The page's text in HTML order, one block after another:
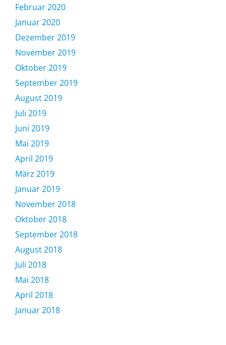
Februar 2020
Januar 2020
Dezember 2019
November 2019
Oktober 2019
September 2019
August 2019
Juli 2019
Juni 2019
Mai 2019
April 2019
März 2019
Januar 2019
November 2018
Oktober 2018
September 2018
August 2018
Juli 2018
Mai 2018
April 2018
Januar 2018